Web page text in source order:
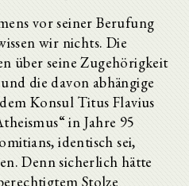
vor seiner Berufung
wir nichts. Die
über seine Zugehörigkeit
die davon abhängige
Konsul Titus Flavius
in Jahre 95
identisch sei,
Denn sicherlich hätte
Stolze